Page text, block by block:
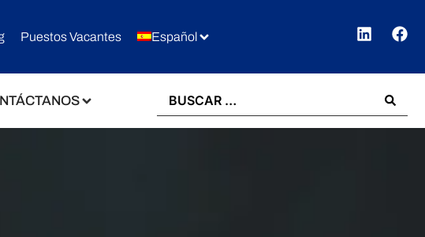
Puestos Vacantes Español